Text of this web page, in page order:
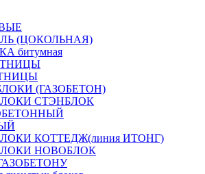
(ЦОКОЛЬНАЯ)
битумная
(ГАЗОБЕТОН)
СТЭНБЛОК
КОТТЕДЖ(линия ИТОНГ)
НОВОБЛОК